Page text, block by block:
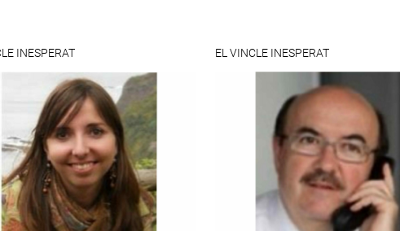
INESPERAT EL VINCLE INESPERAT